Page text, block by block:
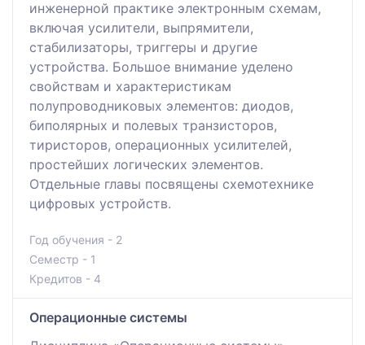
инженерной практике электронным схемам,
включая усилители, выпрямители,
стабилизаторы, триггеры и другие
устройства. Большое внимание уделено
свойствам и характеристикам
полупроводниковых элементов: диодов,
биполярных и полевых транзисторов,
тиристоров, операционных усилителей,
простейших логических элементов.
Отдельные главы посвящены схемотехнике
цифровых устройств.
Год обучения - 2
Семестр - 1
Кредитов - 4
Операционные системы